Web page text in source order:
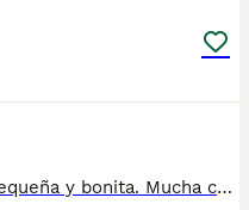
Excelente Pomerania toy hembra muy pequeña y bonita. Mucha calidad de pelo y espectacular línea. Se entrega vacunado desparasitado y con cartilla sanitaria